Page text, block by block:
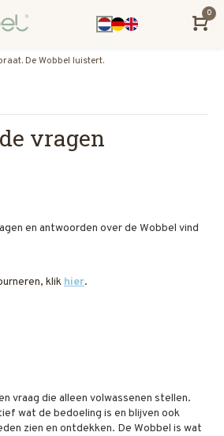
0
De Wobbel luistert.
vragen
en antwoorden over de Wobbel vind
klik hier.
vraag die alleen volwassenen stellen.
wat de bedoeling is en blijven ook
zien en ontdekken. De Wobbel is wat